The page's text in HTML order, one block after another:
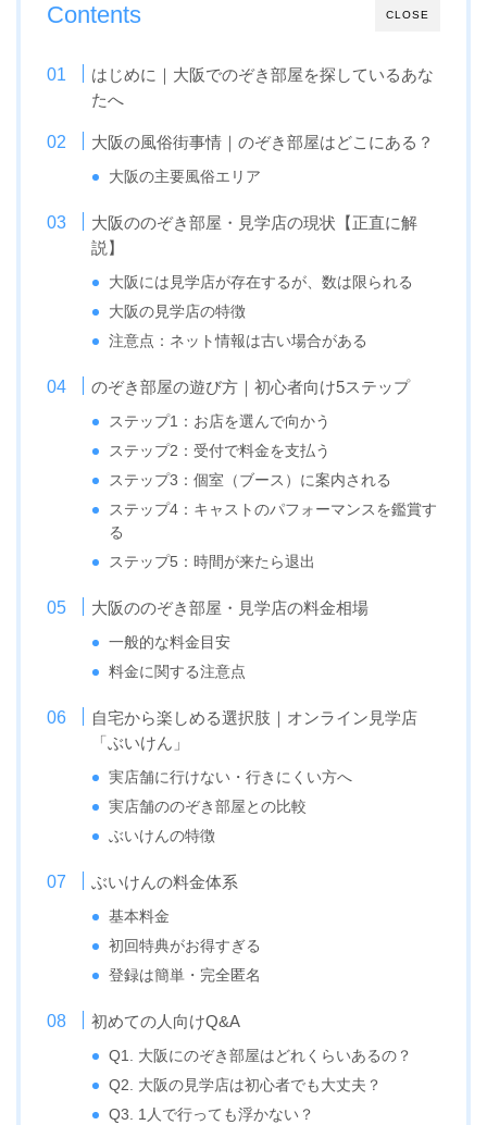
CLOSE
Contents
はじめに｜大阪でのぞき部屋を探しているあな
たへ
大阪の風俗街事情｜のぞき部屋はどこにある？
大阪の主要風俗エリア
大阪ののぞき部屋・見学店の現状【正直に解
説】
大阪には見学店が存在するが、数は限られる
大阪の見学店の特徴
注意点：ネット情報は古い場合がある
のぞき部屋の遊び方｜初心者向け5ステップ
ステップ1：お店を選んで向かう
ステップ2：受付で料金を支払う
ステップ3：個室（ブース）に案内される
ステップ4：キャストのパフォーマンスを鑑賞す
る
ステップ5：時間が来たら退出
大阪ののぞき部屋・見学店の料金相場
一般的な料金目安
料金に関する注意点
自宅から楽しめる選択肢｜オンライン見学店
「ぶいけん」
実店舗に行けない・行きにくい方へ
実店舗ののぞき部屋との比較
ぶいけんの特徴
ぶいけんの料金体系
基本料金
初回特典がお得すぎる
登録は簡単・完全匿名
初めての人向けQ&A
Q1. 大阪にのぞき部屋はどれくらいあるの？
Q2. 大阪の見学店は初心者でも大丈夫？
Q3. 1人で行っても浮かない？